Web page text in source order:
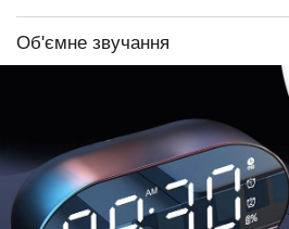
Об'ємне звучання